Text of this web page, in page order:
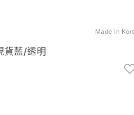
Made in
貨藍/透明